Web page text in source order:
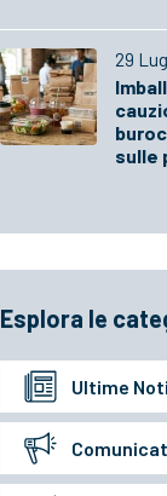
29
sulle
Esplora le
Ultime